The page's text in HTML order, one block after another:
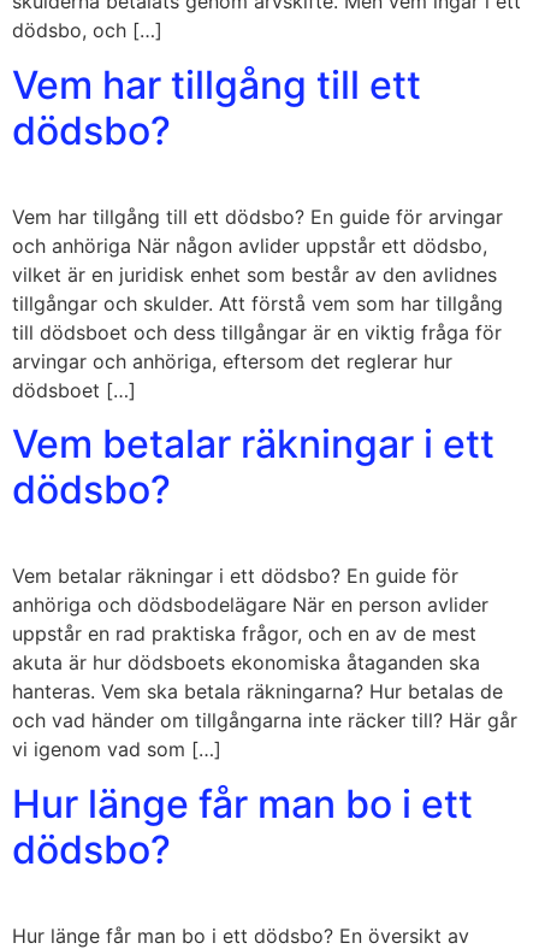
dödsbo, och […]
Vem har tillgång till ett
dödsbo?
Vem har tillgång till ett dödsbo? En guide för arvingar
och anhöriga När någon avlider uppstår ett dödsbo,
vilket är en juridisk enhet som består av den avlidnes
tillgångar och skulder. Att förstå vem som har tillgång
till dödsboet och dess tillgångar är en viktig fråga för
arvingar och anhöriga, eftersom det reglerar hur
dödsboet […]
Vem betalar räkningar i ett
dödsbo?
Vem betalar räkningar i ett dödsbo? En guide för
anhöriga och dödsbodelägare När en person avlider
uppstår en rad praktiska frågor, och en av de mest
akuta är hur dödsboets ekonomiska åtaganden ska
hanteras. Vem ska betala räkningarna? Hur betalas de
och vad händer om tillgångarna inte räcker till? Här går
vi igenom vad som […]
Hur länge får man bo i ett
dödsbo?
Hur länge får man bo i ett dödsbo? En översikt av